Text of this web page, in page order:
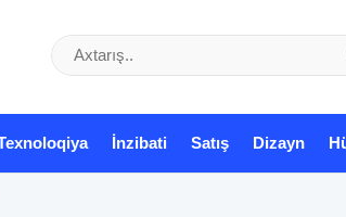
İnzibati Satış Dizayn